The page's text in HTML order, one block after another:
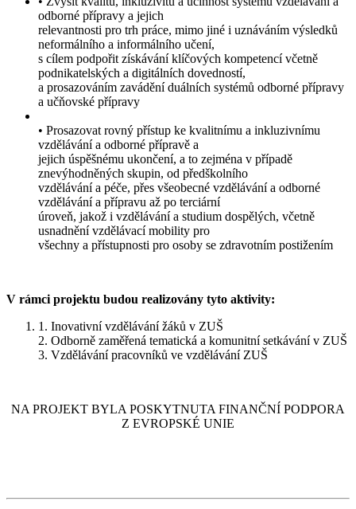
odborné přípravy a jejich
relevantnosti pro trh práce, mimo jiné i uznáváním výsledků
neformálního a informálního učení,
s cílem podpořit získávání klíčových kompetencí včetně
podnikatelských a digitálních dovedností,
a prosazováním zavádění duálních systémů odborné přípravy
a učňovské přípravy
• Prosazovat rovný přístup ke kvalitnímu a inkluzivnímu
vzdělávání a odborné přípravě a
jejich úspěšnému ukončení, a to zejména v případě
znevýhodněných skupin, od předškolního
vzdělávání a péče, přes všeobecné vzdělávání a odborné
vzdělávání a přípravu až po terciární
úroveň, jakož i vzdělávání a studium dospělých, včetně
usnadnění vzdělávací mobility pro
všechny a přístupnosti pro osoby se zdravotním postižením
V rámci projektu budou realizovány tyto aktivity:
1. Inovativní vzdělávání žáků v ZUŠ
2. Odborně zaměřená tematická a komunitní setkávání v ZUŠ
3. Vzdělávání pracovníků ve vzdělávání ZUŠ
NA PROJEKT BYLA POSKYTNUTA FINANČNÍ PODPORA
Z EVROPSKÉ UNIE